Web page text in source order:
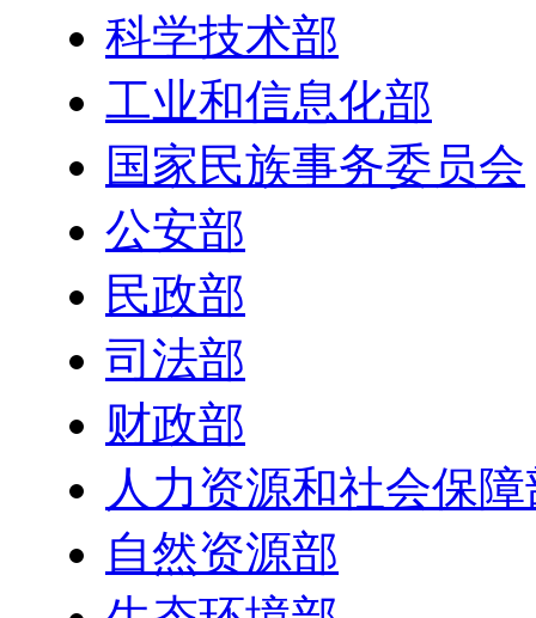
科学技术部
工业和信息化部
国家民族事务委员会
公安部
民政部
司法部
财政部
人力资源和社会保
自然资源部